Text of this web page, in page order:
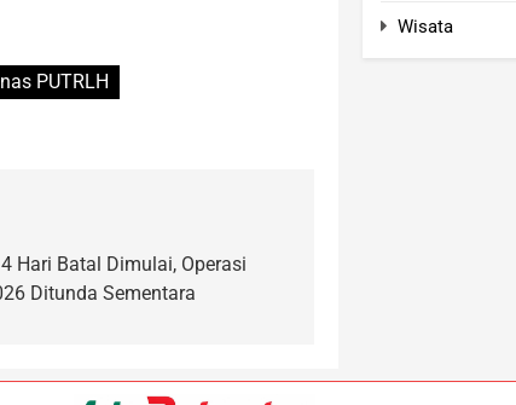
PUTRLH
Hari Batal Dimulai, Operasi
Ditunda Sementara
Wisata